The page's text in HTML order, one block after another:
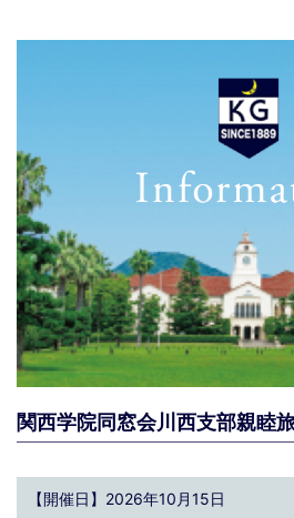
関西学院同窓会川西支部親睦
【開催日】2026年10月15日